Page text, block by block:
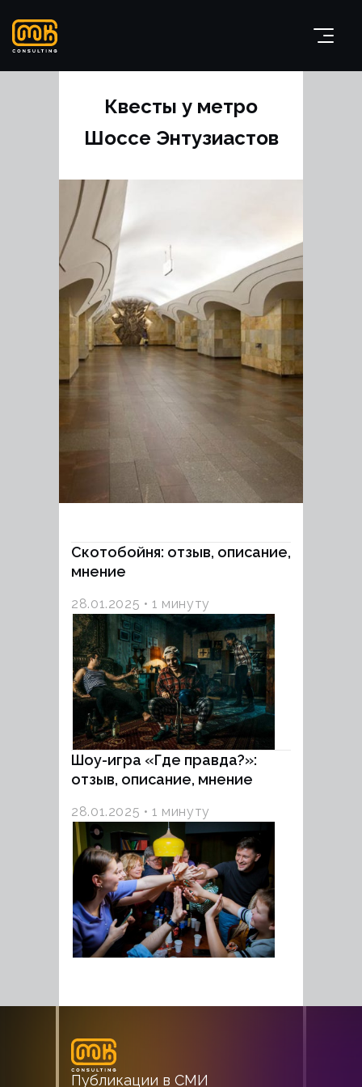
Квесты у метро
Шоссе Энтузиастов
Скотобойня: отзыв, описание,
мнение
28.01.2025 1 минуту
Шоу-игра «Где правда?»:
отзыв, описание, мнение
28.01.2025 1 минуту
Публикации в СМИ